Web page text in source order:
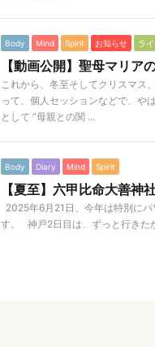
Body Mind Spirit お知らせ ラ
【動画公開】聖母マリア
これから、冬至そしてクリスマス
って、個人セッションなどで、や
として ”母親との関 ...
Body Diary Mind Spirit
【夏至】六甲比命大善神
2025年6月21日、今年は特別に
す。 神戸2日目は、ずっと行きた